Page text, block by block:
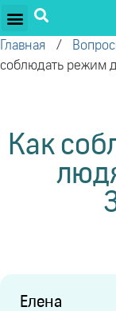
Главная /
соблюдать режим
Как
Елена